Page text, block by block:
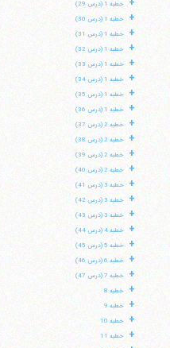
خطبه 1 (درس 29)
+ خطبه 1 (درس 30)
+ خطبه 1 (درس 31)
+ خطبه 1 (درس 32)
+ خطبه 1 (درس 33)
+ خطبه 1 (درس 34)
+ خطبه 1 (درس 35)
+ خطبه 1 (درس 36)
+ خطبه 2 (درس 37)
+ خطبه 2 (درس 38)
+ خطبه 2 (درس 39)
+ خطبه 2 (درس 40)
+ خطبه 3 (درس 41)
+ خطبه 3 (درس 42)
+ خطبه 3 (درس 43)
+ خطبه 4 (درس 44)
+ خطبه 5 (درس 45)
+ خطبه 6 (درس 46)
+ خطبه 7 (درس 47)
+ خطبه 8
+ خطبه 9
+ خطبه 10
+ خطبه 11